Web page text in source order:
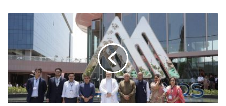
વધુ મજબૂત બનાવે છે.
ટીમ બિલ્ટ ઈન્ડિયા.